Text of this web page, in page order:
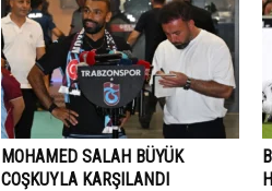
MOHAMED SALAH BÜYÜK
COŞKUYLA KARŞILANDI